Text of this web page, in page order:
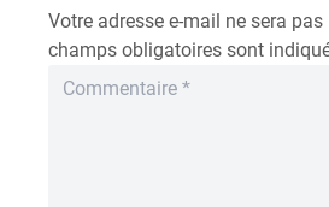
Votre adresse e-mail ne sera pas
champs obligatoires sont